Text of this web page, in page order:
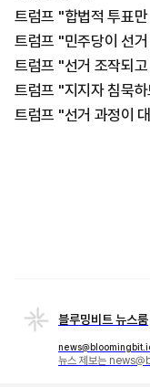
트럼프 "합법적 투표
트럼프 "민주당이 선
트럼프 "선거 조작되
트럼프 "지지자 침묵
트럼프 "선거 과정이
블루밍비트 뉴스룸
뉴스 제보는